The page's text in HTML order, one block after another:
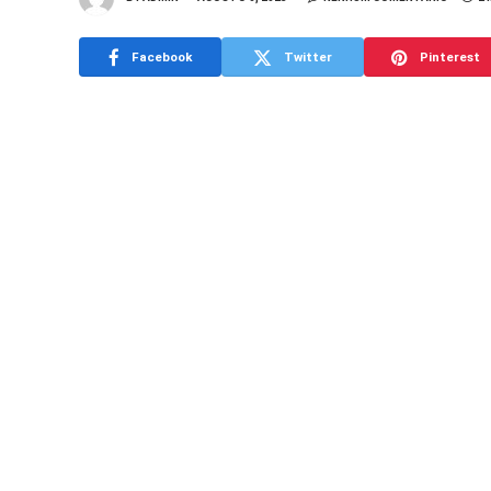
Facebook Twitter Pinterest